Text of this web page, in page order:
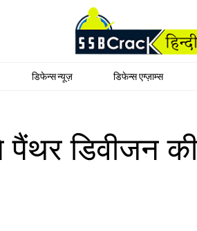
डिफेन्स न्यूज़ डिफेन्स एग्ज़ाम्स
डिवीजन